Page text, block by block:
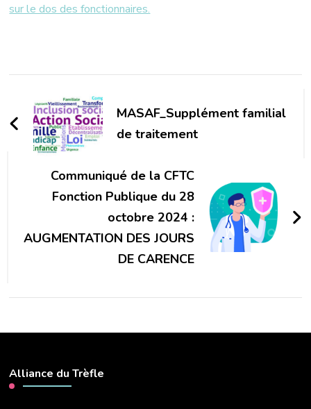
sur le dos des fonctionnaires.
d'article
MASAF_Supplément familial
de traitement
Communiqué de la CFTC
Fonction Publique du 28
octobre 2024 :
AUGMENTATION DES JOURS
DE CARENCE
Alliance du Trèfle